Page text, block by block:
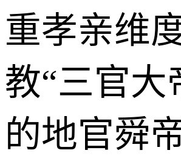
重孝亲维
教“三官大
的地官舜